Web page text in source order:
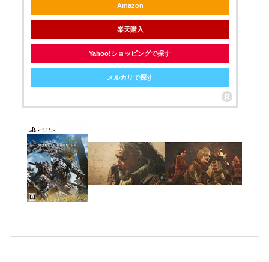
Amazon
楽天購入
Yahoo!ショッピングで探す
メルカリで探す